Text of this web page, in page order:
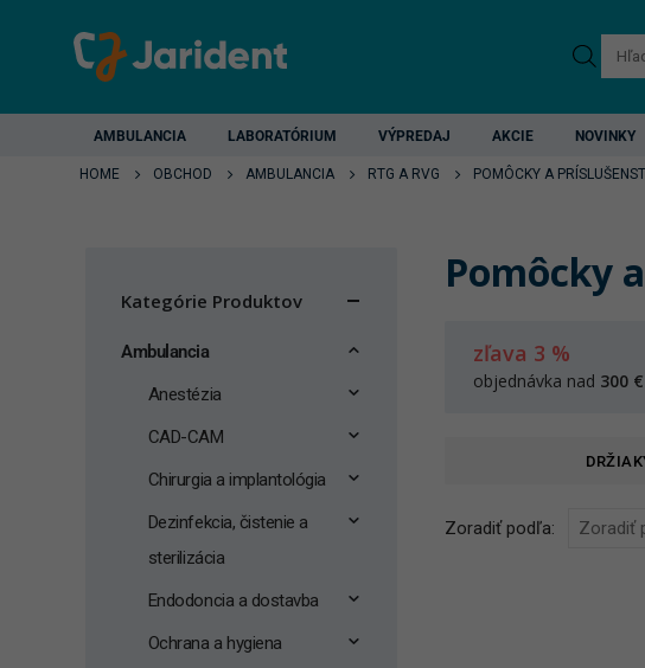
AMBULANCIA LABORATÓRIUM VÝPREDAJ AKCIE NOVINKY
HOME OBCHOD AMBULANCIA RTG A RVG POMÔCKY A
Pomôcky
zľava 3 %
objednávka nad 300 €
Zoradiť podľa:
Kategórie Produktov
Ambulancia
Anestézia
CAD-CAM
Chirurgia a implantológia
Dezinfekcia, čistenie a
sterilizácia
Endodoncia a dostavba
Ochrana a hygiena